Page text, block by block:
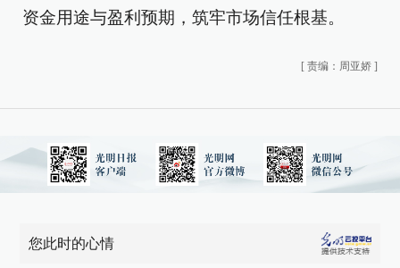
资金用途与盈利预期，筑牢市场信任根基。
[ 责编：周亚娇 ]
您此时的心情